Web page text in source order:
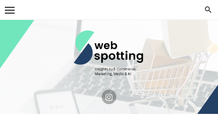
Skip
to
content